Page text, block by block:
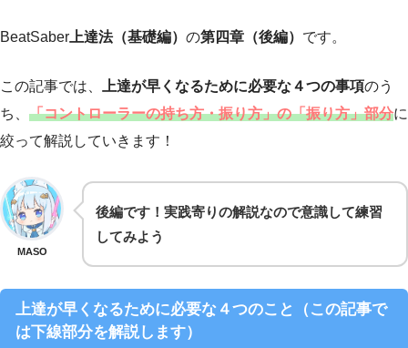
BeatSaber 上達法（基礎編） の第四章（後編） です。
この記事では、 上達が早くなるために必要な４つの事項のう
ち、 「コントローラーの持ち方・振り方」の「振り方」部分に
絞って解説していきます！
MASO
後編です！ 実践寄りの解説なので意識して練習
してみよう
上達が早くなるために必要な４つのこと（この記事で
は下線部分を解説します）